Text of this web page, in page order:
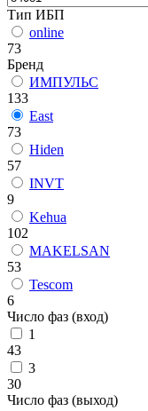
Тип ИБП
online
73
Бренд
ИМПУЛЬС
133
East
73
Hiden
57
INVT
9
Kehua
102
MAKELSAN
53
Tescom
6
Число фаз (вход)
1
43
3
30
Число фаз (выход)